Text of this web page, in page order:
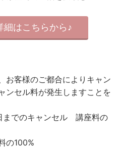
細はこちらから♪
お客様のご都合によりキャン
ンセル料が発生しますことを
までのキャンセル 講座料の
の100%